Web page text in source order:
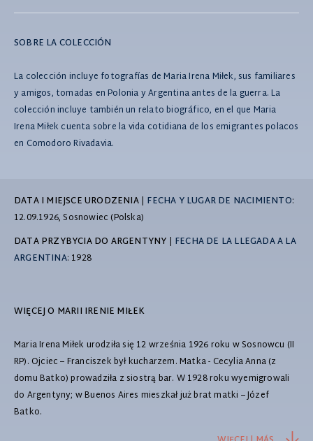
SOBRE LA COLECCIÓN
La colección incluye fotografías de Maria Irena Miłek, sus familiares
y amigos, tomadas en Polonia y Argentina antes de la guerra. La
colección incluye también un relato biográfico, en el que Maria
Irena Miłek cuenta sobre la vida cotidiana de los emigrantes polacos
en Comodoro Rivadavia.
DATA I MIEJSCE URODZENIA| FECHA Y LUGAR DE NACIMIENTO:
12.09.1926, Sosnowiec (Polska)
DATA PRZYBYCIA DO ARGENTYNY | FECHA DE LA LLEGADA A LA
ARGENTINA: 1928
WIĘCEJ O MARII IRENIE MIŁEK
Maria Irena Miłek urodziła się 12 września 1926 roku w Sosnowcu (II
RP). Ojciec – Franciszek był kucharzem. Matka - Cecylia Anna (z
domu Batko) prowadziła z siostrą bar. W 1928 roku wyemigrowali
do Argentyny; w Buenos Aires mieszkał już brat matki – Józef
Batko.